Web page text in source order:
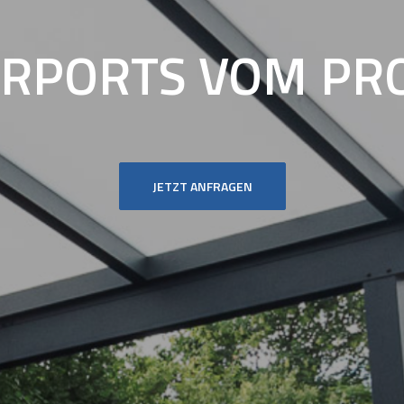
VOM
JETZT ANFRAGEN